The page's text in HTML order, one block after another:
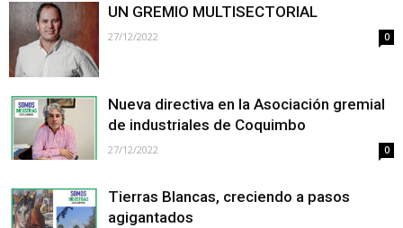
UN GREMIO MULTISECTORIAL
27/12/2022 0
Nueva directiva en la Asociación gremial
de industriales de Coquimbo
27/12/2022 0
Tierras Blancas, creciendo a pasos
agigantados